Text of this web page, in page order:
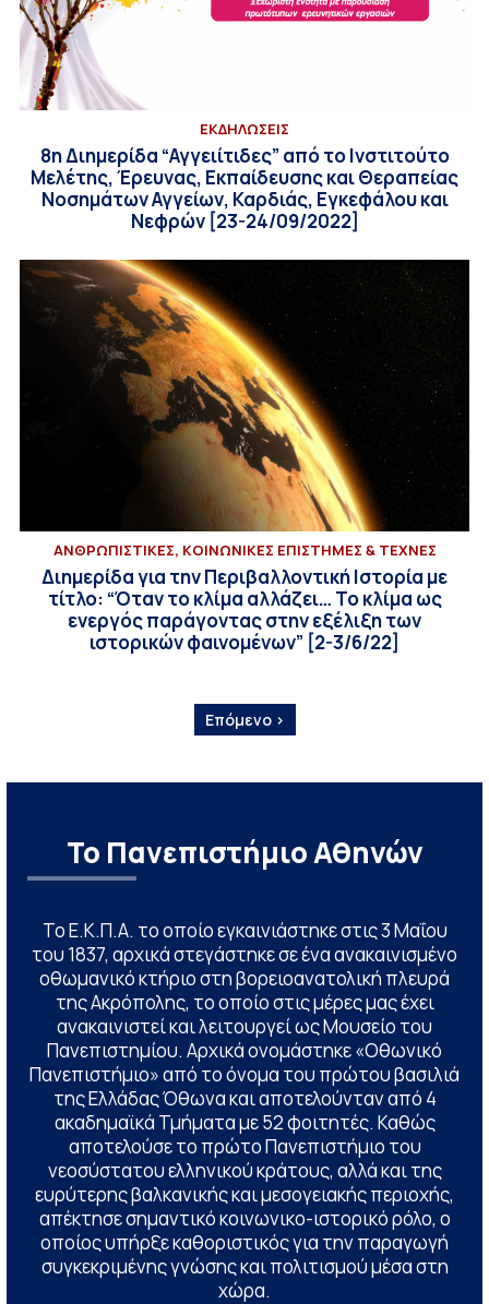
ΕΚΔΗΛΩΣΕΙΣ
8η Διημερίδα “Αγγειίτιδες” από το Ινστιτούτο
Μελέτης, Έρευνας, Εκπαίδευσης και Θεραπείας
Νοσημάτων Αγγείων, Καρδιάς, Εγκεφάλου και
Νεφρών [23-24/09/2022]
ΑΝΘΡΩΠΙΣΤΙΚΕΣ, ΚΟΙΝΩΝΙΚΕΣ ΕΠΙΣΤΗΜΕΣ & ΤΕΧΝΕΣ
Διημερίδα για την Περιβαλλοντική Ιστορία με
τίτλο: “Όταν το κλίμα αλλάζει… Το κλίμα ως
ενεργός παράγοντας στην εξέλιξη των
ιστορικών φαινομένων” [2-3/6/22]
Επόμενο ›
Το Πανεπιστήμιο Αθηνών
Το Ε.Κ.Π.Α. το οποίο εγκαινιάστηκε στις 3 Μαΐου
του 1837, αρχικά στεγάστηκε σε ένα ανακαινισμένο
οθωμανικό κτήριο στη βορειοανατολική πλευρά
της Ακρόπολης, το οποίο στις μέρες μας έχει
ανακαινιστεί και λειτουργεί ως Μουσείο του
Πανεπιστημίου. Αρχικά ονομάστηκε «Οθωνικό
Πανεπιστήμιο» από το όνομα του πρώτου βασιλιά
της Ελλάδας Όθωνα και αποτελούνταν από 4
ακαδημαϊκά Τμήματα με 52 φοιτητές. Καθώς
αποτελούσε το πρώτο Πανεπιστήμιο του
νεοσύστατου ελληνικού κράτους, αλλά και της
ευρύτερης βαλκανικής και μεσογειακής περιοχής,
απέκτησε σημαντικό κοινωνικο-ιστορικό ρόλο, ο
οποίος υπήρξε καθοριστικός για την παραγωγή
συγκεκριμένης γνώσης και πολιτισμού μέσα στη
χώρα.